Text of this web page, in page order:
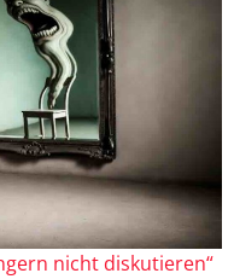
nicht diskutieren“